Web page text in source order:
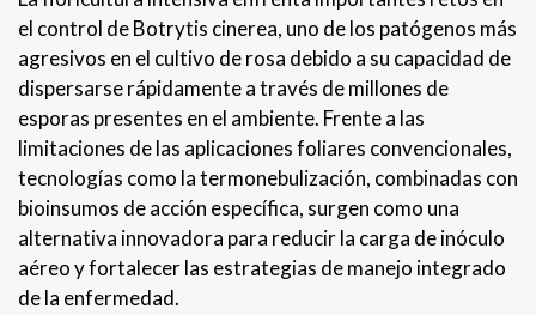
el control de Botrytis cinerea, uno de los patógenos más
agresivos en el cultivo de rosa debido a su capacidad de
dispersarse rápidamente a través de millones de
esporas presentes en el ambiente. Frente a las
limitaciones de las aplicaciones foliares convencionales,
tecnologías como la termonebulización, combinadas con
bioinsumos de acción específica, surgen como una
alternativa innovadora para reducir la carga de inóculo
aéreo y fortalecer las estrategias de manejo integrado
de la enfermedad.